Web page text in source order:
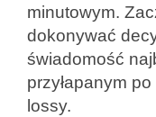
minutowym.
dokonywać
świadomość
przyłapanym
lossy.